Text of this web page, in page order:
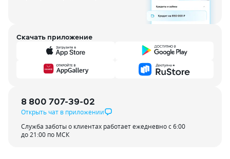
Скачать приложение
8 800 707-39-02
Открыть чат в приложении
Служба заботы о клиентах работает ежедневно с 6:00
до 21:00 по МСК